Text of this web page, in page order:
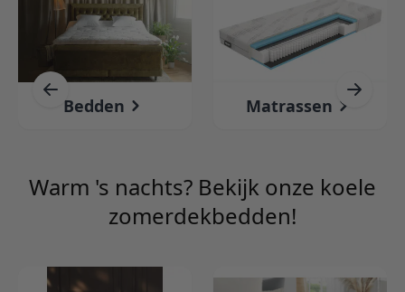
Bedden Matrassen
Warm 's nachts? Bekijk onze koele
zomerdekbedden!